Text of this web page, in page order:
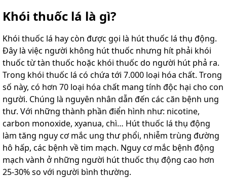
Khói thuốc lá là gì?
Khói thuốc lá hay còn được gọi là hút thuốc lá thụ động.
Đây là việc người không hút thuốc nhưng hít phải khói
thuốc từ tàn thuốc hoặc khói thuốc do người hút phả ra.
Trong khói thuốc lá có chứa tới 7.000 loại hóa chất. Trong
số này, có hơn 70 loại hóa chất mang tính độc hại cho con
người. Chúng là nguyên nhân dẫn đến các căn bệnh ung
thư. Với những thành phần điển hình như: nicotine,
carbon monoxide, xyanua, chì… Hút thuốc lá thụ động
làm tăng nguy cơ mắc ung thư phổi, nhiễm trùng đường
hô hấp, các bệnh về tim mạch. Nguy cơ mắc bệnh động
mạch vành ở những người hút thuốc thụ động cao hơn
25-30% so với người bình thường.